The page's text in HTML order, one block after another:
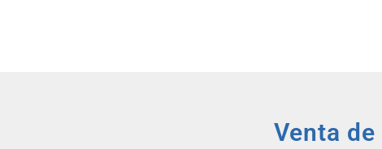
Venta de